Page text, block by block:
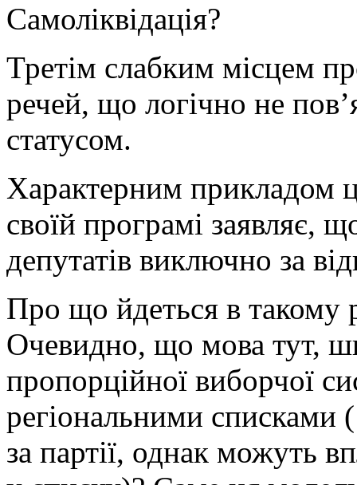
Самоліквідація?
Третім слабким місцем
речей, що логічно не
статусом.
Характерним прикладом
своїй програмі заявляє,
депутатів виключно за
Про що йдеться в такому
Очевидно, що мова тут,
пропорційної виборчої
регіональними списками
за партії, однак можуть